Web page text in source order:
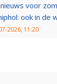
voor
ook in de
2026, 11:20